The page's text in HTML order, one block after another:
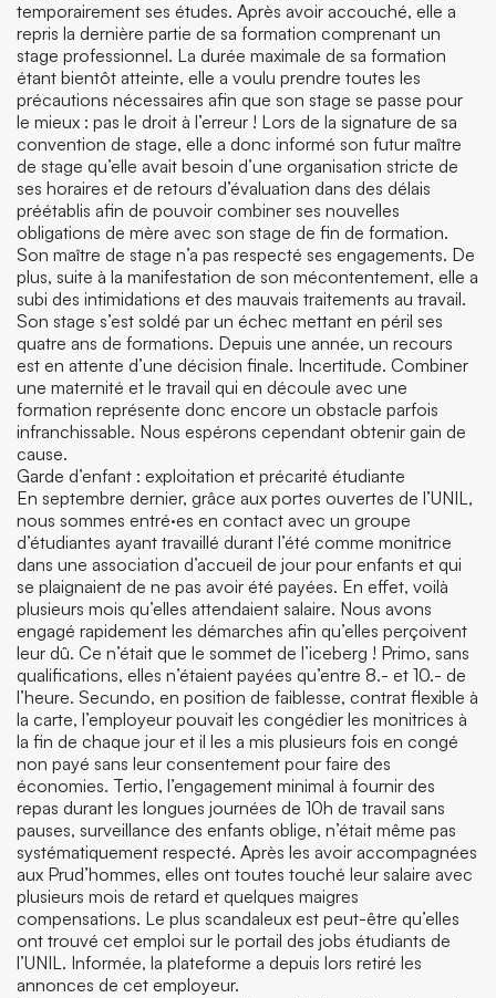
temporairement ses études. Après avoir accouché, elle a
repris la dernière partie de sa formation comprenant un
stage professionnel. La durée maximale de sa formation
étant bientôt atteinte, elle a voulu prendre toutes les
précautions nécessaires afin que son stage se passe pour
le mieux : pas le droit à l’erreur ! Lors de la signature de sa
convention de stage, elle a donc informé son futur maître
de stage qu’elle avait besoin d’une organisation stricte de
ses horaires et de retours d’évaluation dans des délais
préétablis afin de pouvoir combiner ses nouvelles
obligations de mère avec son stage de fin de formation.
Son maître de stage n’a pas respecté ses engagements. De
plus, suite à la manifestation de son mécontentement, elle a
subi des intimidations et des mauvais traitements au travail.
Son stage s’est soldé par un échec mettant en péril ses
quatre ans de formations. Depuis une année, un recours
est en attente d’une décision finale. Incertitude. Combiner
une maternité et le travail qui en découle avec une
formation représente donc encore un obstacle parfois
infranchissable. Nous espérons cependant obtenir gain de
cause.
Garde d’enfant : exploitation et précarité étudiante
En septembre dernier, grâce aux portes ouvertes de l’UNIL,
nous sommes entré·es en contact avec un groupe
d’étudiantes ayant travaillé durant l’été comme monitrice
dans une association d’accueil de jour pour enfants et qui
se plaignaient de ne pas avoir été payées. En effet, voilà
plusieurs mois qu’elles attendaient salaire. Nous avons
engagé rapidement les démarches afin qu’elles perçoivent
leur dû. Ce n’était que le sommet de l’iceberg ! Primo, sans
qualifications, elles n’étaient payées qu’entre 8.- et 10.- de
l’heure. Secundo, en position de faiblesse, contrat flexible à
la carte, l’employeur pouvait les congédier les monitrices à
la fin de chaque jour et il les a mis plusieurs fois en congé
non payé sans leur consentement pour faire des
économies. Tertio, l’engagement minimal à fournir des
repas durant les longues journées de 10h de travail sans
pauses, surveillance des enfants oblige, n’était même pas
systématiquement respecté. Après les avoir accompagnées
aux Prud’hommes, elles ont toutes touché leur salaire avec
plusieurs mois de retard et quelques maigres
compensations. Le plus scandaleux est peut-être qu’elles
ont trouvé cet emploi sur le portail des jobs étudiants de
l’UNIL. Informée, la plateforme a depuis lors retiré les
annonces de cet employeur.